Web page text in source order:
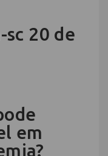
20 de
em